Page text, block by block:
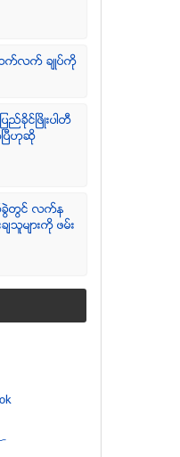
က ဆက္လက္ ခ်ဳပ္ကို
ပည္ခိုင္ျဖိဳးပါတီ
ပီဟုဆို
ြဲတြင္ လက္န
ခ်သူမ်ားကို ဖမ္း